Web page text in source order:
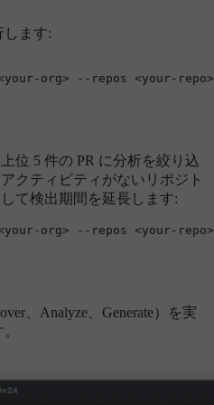
します:
org> --repos <your-
位 5 件の PR に分析を絞り込
クティビティがないリポジト
て検出期間を延長します:
org> --repos <your-
、Analyze、Generate）を実